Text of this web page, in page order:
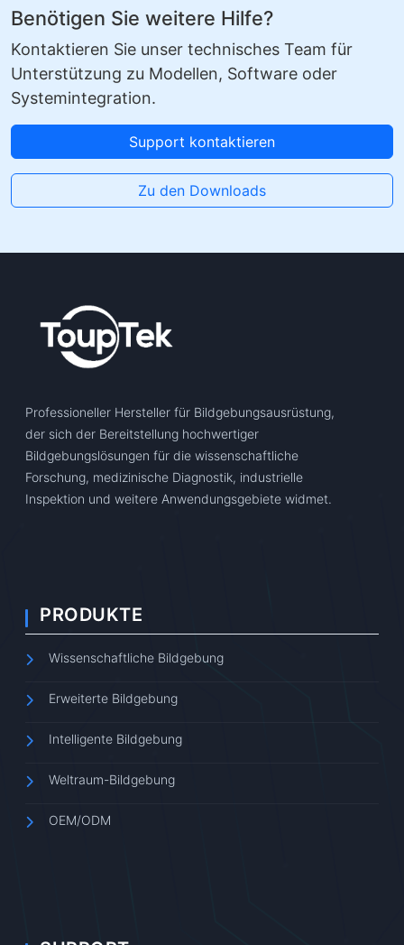
Benötigen Sie weitere Hilfe?
Kontaktieren Sie unser technisches Team für
Unterstützung zu Modellen, Software oder
Systemintegration.
Support kontaktieren
Zu den Downloads
Professioneller Hersteller für Bildgebungsausrüstung,
der sich der Bereitstellung hochwertiger
Bildgebungslösungen für die wissenschaftliche
Forschung, medizinische Diagnostik, industrielle
Inspektion und weitere Anwendungsgebiete widmet.
PRODUKTE
Wissenschaftliche Bildgebung
Erweiterte Bildgebung
Intelligente Bildgebung
Weltraum-Bildgebung
OEM/ODM